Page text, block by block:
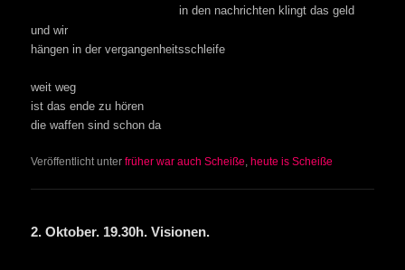
in den nachrichten klingt das geld
und wir
hängen in der vergangenheitsschleife
weit weg
ist das ende zu hören
die waffen sind schon da
Veröffentlicht unter früher war auch Scheiße, heute is Scheiße
2. Oktober. 19.30h. Visionen.